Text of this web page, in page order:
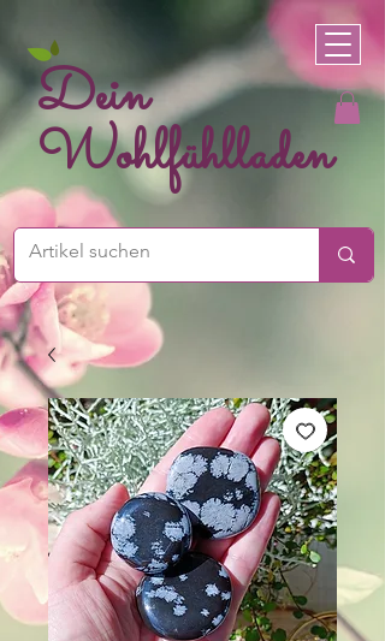
Dein
Wohlfühlladen